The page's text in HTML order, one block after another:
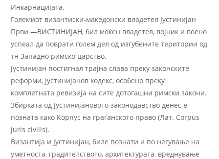
Инкарнацијата.
Големиот византиски-македонски владетел Јустинијан
Први —ВИСТИНИЈАН, бил моќен владетел, војник и воено
успеал да поврати голем дел од изгубените територии од
тн Западно римско царство.
Јустинијан постигнал трајна слава преку законските
реформи, Јустинијанов кодекс, особено преку
комплетната ревизија на сите дотогашни римски закони.
Збирката од Јустинијановото законодавство денес е
позната како Корпус на граѓанското право (Лат. Corpus
juris civilis).
Византија и Јустинијан, биле познати и по негување на
уметноста, градителството, архитектурата, вреднување